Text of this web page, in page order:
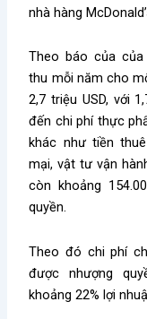
nhà hàng
Theo báo của của
thu mỗi năm cho
2,7 triệu USD, với
đến chi phí thực
khác như tiền
mại, vật tư vận
còn khoảng
quyền.
Theo đó chi phí
được nhượng
khoảng 22% lợi